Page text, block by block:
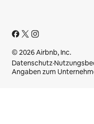
© 2026 Airbnb, Inc.
Datenschutz·
Angaben zum